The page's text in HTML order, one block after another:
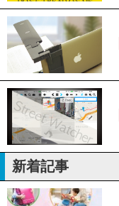
新着記事